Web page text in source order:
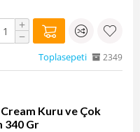
+
−
Toplasepeti 2349
Kuru ve Çok
340 Gr